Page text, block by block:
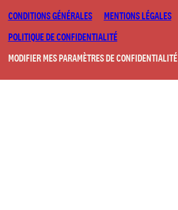
CONDITIONS GÉNÉRALES
MENTIONS LÉGALES
POLITIQUE DE CONFIDENTIALITÉ
MODIFIER MES PARAMÈTRES DE CONFIDENTIALITÉ